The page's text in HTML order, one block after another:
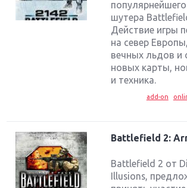
шутера
Действие игры
на север
вечных льдов и
новых карты,
и техника.
add-on
Battlefield 2:
Battlefield 2 от
Illusions,